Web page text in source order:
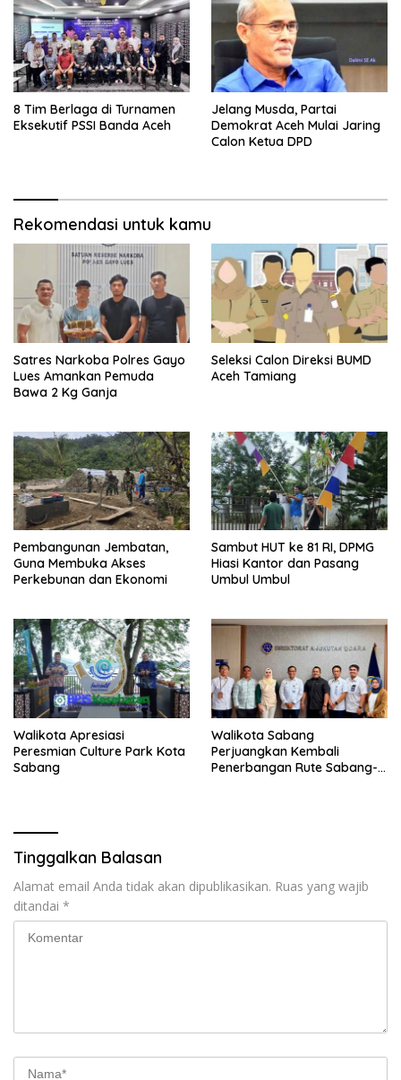
8 Tim Berlaga di Turnamen
Eksekutif PSSI Banda Aceh
Jelang Musda, Partai
Demokrat Aceh Mulai Jaring
Calon Ketua DPD
Rekomendasi untuk kamu
Satres Narkoba Polres Gayo
Lues Amankan Pemuda
Bawa 2 Kg Ganja
Seleksi Calon Direksi BUMD
Aceh Tamiang
Pembangunan Jembatan,
Guna Membuka Akses
Perkebunan dan Ekonomi
Sambut HUT ke 81 RI, DPMG
Hiasi Kantor dan Pasang
Umbul Umbul
Walikota Apresiasi
Peresmian Culture Park Kota
Sabang
Walikota Sabang
Perjuangkan Kembali
Penerbangan Rute Sabang-
Tinggalkan Balasan
Alamat email Anda tidak akan dipublikasikan. Ruas yang wajib
ditandai *